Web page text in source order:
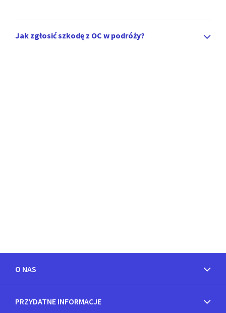
Jak zgłosić szkodę z OC w podróży?
O NAS
PRZYDATNE INFORMACJE